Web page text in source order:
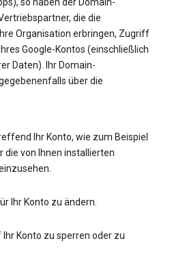
so haben der Domain-
die die
Organisation erbringen, Zugriff
Google-Kontos (einschließlich
Daten). Ihr Domain-
über die
Ihr Konto, wie zum Beispiel
die von Ihnen installierten
Ihr Konto zu ändern.
Konto zu sperren oder zu